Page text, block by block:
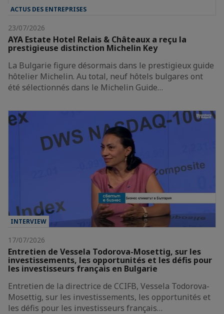
ACTUS DES ENTREPRISES
23/07/2026
AYA Estate Hotel Relais & Châteaux a reçu la
prestigieuse distinction Michelin Key
La Bulgarie figure désormais dans le prestigieux guide
hôtelier Michelin. Au total, neuf hôtels bulgares ont
été sélectionnés dans le Michelin Guide…
INTERVIEW
17/07/2026
Entretien de Vessela Todorova-Mosettig, sur les
investissements, les opportunités et les défis pour
les investisseurs français en Bulgarie
Entretien de la directrice de CCIFB, Vessela Todorova-
Mosettig, sur les investissements, les opportunités et
les défis pour les investisseurs français…